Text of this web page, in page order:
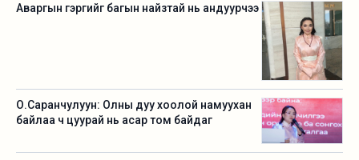
Аваргын гэргийг багын найзтай нь андуурчээ
О.Саранчулуун: Олны дуу хоолой намуухан
байлаа ч цуурай нь асар том байдаг